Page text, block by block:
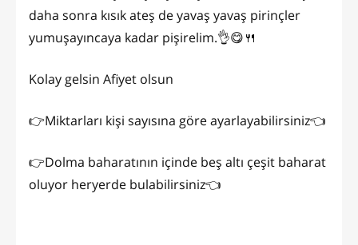
daha sonra kısık ateş de yavaş yavaş pirinçler
yumuşayıncaya kadar pişirelim.👌😋🍴
Kolay gelsin Afiyet olsun
👉Miktarları kişi sayısına göre ayarlayabilirsiniz👈
👉Dolma baharatının içinde beş altı çeşit baharat
oluyor heryerde bulabilirsiniz👈